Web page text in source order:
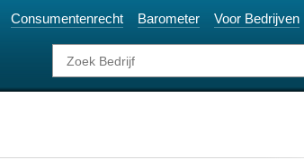
Consumentenrecht Barometer Voor Bedrijven